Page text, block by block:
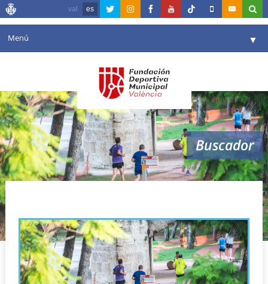
val es
Menú ▼
Agenda
Instalaciones ▼
Comunicación ▼
Valencia en deporte ▼
Reservas
Buscador
circuit 5k